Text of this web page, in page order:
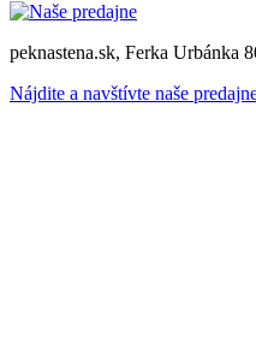
peknastena.sk, Ferka Urbánka
Nájdite a navštívte naše